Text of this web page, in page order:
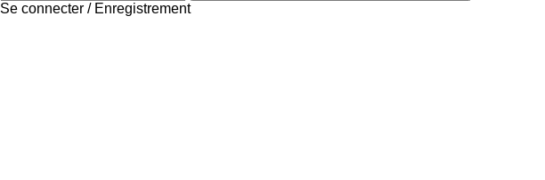
Se connecter / Enregistrement